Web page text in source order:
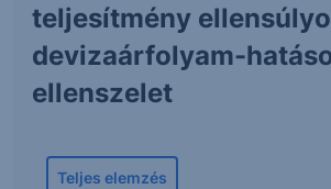
teljesítmény
devizaárfolyam-
ellenszelet
Teljes elemzés